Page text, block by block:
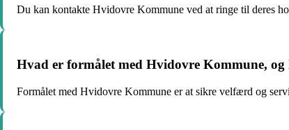
Du kan kontakte Hvidovre Kommune ved at ringe til deres
Hvad er formålet med Hvidovre Kommune,
Formålet med Hvidovre Kommune er at sikre velfærd og